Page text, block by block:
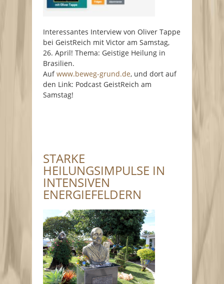
Interessantes Interview von Oliver Tappe
bei GeistReich mit Victor am Samstag,
26. April! Thema: Geistige Heilung in
Brasilien.
Aufwww.beweg-grund.de, und dort auf
den Link: Podcast GeistReich am
Samstag!
STARKE
HEILUNGSIMPULSE IN
INTENSIVEN
ENERGIEFELDERN